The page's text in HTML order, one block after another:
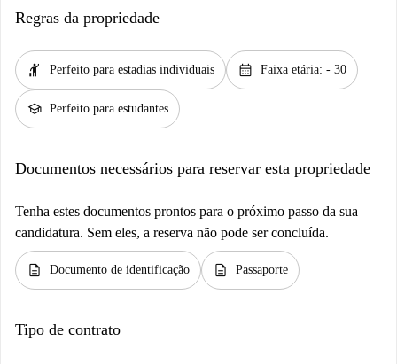
Regras da propriedade
hail Perfeito para estadias individuais calendar_month Faixa etária: - 30
school Perfeito para estudantes
Documentos necessários para reservar esta propriedade
Tenha estes documentos prontos para o próximo passo da sua
candidatura. Sem eles, a reserva não pode ser concluída.
description Documento de identificação description Passaporte
Tipo de contrato